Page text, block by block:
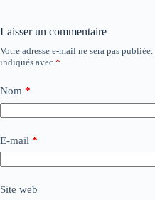
Laisser un commentaire
Votre adresse e-mail ne sera pas publiée.
indiqués avec *
Nom *
E-mail *
Site web